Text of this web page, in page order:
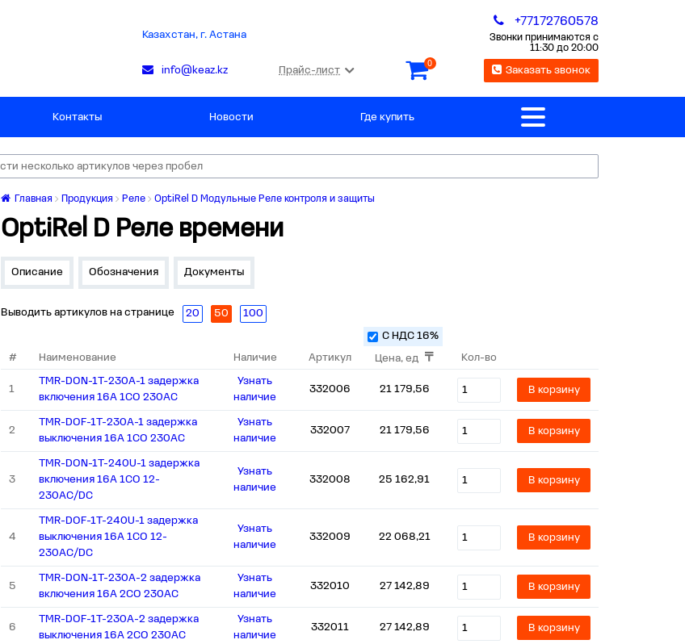
Казахстан, г. Астана
+77172760578
Звонки принимаются с
11:30 до 20:00
info@keaz.kz Прайс-лист
0
Заказать звонок
Контакты Новости Где купить
Главная Продукция Реле OptiRel D Модульные Реле контроля и защиты
OptiRel D Реле времени
Описание Обозначения Документы
Выводить артикулов на странице 20 50 100
# Наименование Наличие Артикул Цена, ед
С НДС 16%
Кол-во
1
TMR-DON-1T-230A-1 задержка
включения 16А 1СО 230АС
Узнать
наличие
332006 21 179,56 В корзину
2
TMR-DOF-1T-230A-1 задержка
выключения 16А 1СО 230АС
Узнать
наличие
332007 21 179,56 В корзину
3
TMR-DON-1T-240U-1 задержка
включения 16А 1СО 12-
230АС/DC
Узнать
наличие
332008 25 162,91 В корзину
4
TMR-DOF-1T-240U-1 задержка
выключения 16А 1СО 12-
230АС/DC
Узнать
наличие
332009 22 068,21 В корзину
5
TMR-DON-1T-230A-2 задержка
включения 16А 2СО 230АС
Узнать
наличие
332010 27 142,89 В корзину
6
TMR-DOF-1T-230A-2 задержка
выключения 16А 2СО 230АС
Узнать
наличие
332011 27 142,89 В корзину